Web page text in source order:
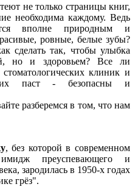
не только страницы книг,
необходима каждому. Ведь
вполне природным и
ровные, белые зубы?
сделать так, чтобы улыбка
но и здоровьем? Все ли
клиник и
паст - безопасны и
разберемся в том, что нам
, без которой в современном
преуспевающего и
зародилась в 1950-х годах
грёз".